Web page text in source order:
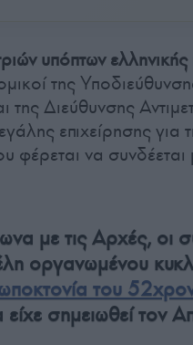
υπόπτων
της
της Διεύθυνσης
επιχείρησης
φέρεται να
με τις Αρχές, οι
οργανωμένου
του
είχε σημειωθεί τον